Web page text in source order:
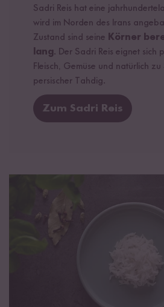
Sadri Reis hat eine
wird im Norden des Irans
Zustand sind seine Körner
lang. Der Sadri Reis eignet sich
Fleisch, Gemüse und natürlich
persischer Tahdig.
Zum Sadri Reis